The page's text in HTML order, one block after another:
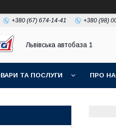
+380 (67) 674-14-41 +380 (98)
Львівська автобаза 1
ТА ПОСЛУГИ ПРО